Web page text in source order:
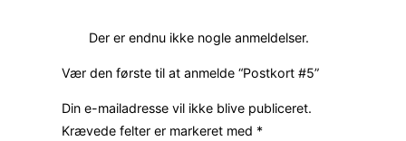
Der er endnu ikke nogle anmeldelser.
Vær den første til at anmelde “Postkort #5”
Din e-mailadresse vil ikke blive publiceret.
Krævede felter er markeret med *